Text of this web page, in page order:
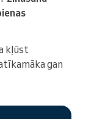
kļūst
gan